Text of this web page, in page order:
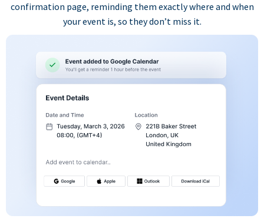
confirmation page, reminding them exactly where and when
your event is, so they don’t miss it.